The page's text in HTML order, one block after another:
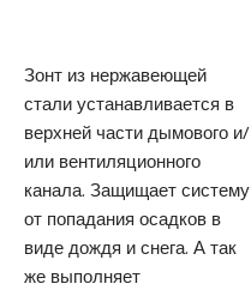
Зонт из нержавеющей
стали устанавливается в
верхней части дымового и/
или вентиляционного
канала. Защищает систему
от попадания осадков в
виде дождя и снега. А так
же выполняет